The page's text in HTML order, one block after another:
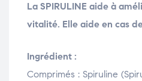
La SPIRULINE aide à
vitalité. Elle aide en cas
Ingrédient :
Comprimés : Spiruline